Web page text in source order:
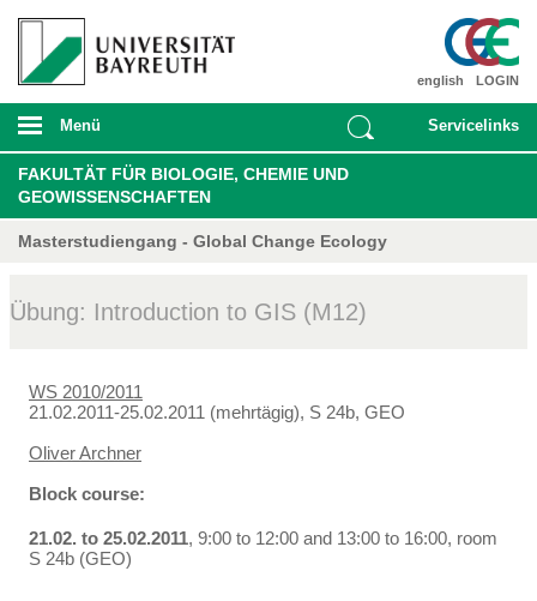
LOGIN
english
Menü Servicelinks
FAKULTÄT FÜR BIOLOGIE, CHEMIE UND
GEOWISSENSCHAFTEN
Masterstudiengang - Global Change Ecology
Übung: Introduction to GIS (M12)
WS 2010/2011
21.02.2011-25.02.2011 (mehrtägig), S 24b, GEO
Oliver Archner
Block course:
21.02. to 25.02.2011, 9:00 to 12:00 and 13:00 to 16:00, room
S 24b (GEO)